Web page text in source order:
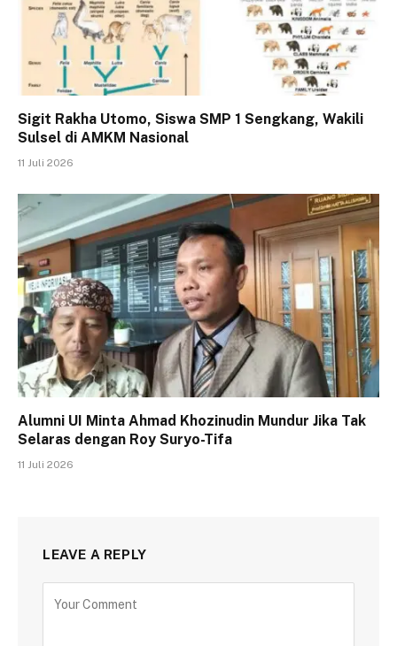
Sigit Rakha Utomo, Siswa SMP 1 Sengkang, Wakili
Sulsel di AMKM Nasional
11 Juli 2026
Alumni UI Minta Ahmad Khozinudin Mundur Jika Tak
Selaras dengan Roy Suryo-Tifa
11 Juli 2026
LEAVE A REPLY